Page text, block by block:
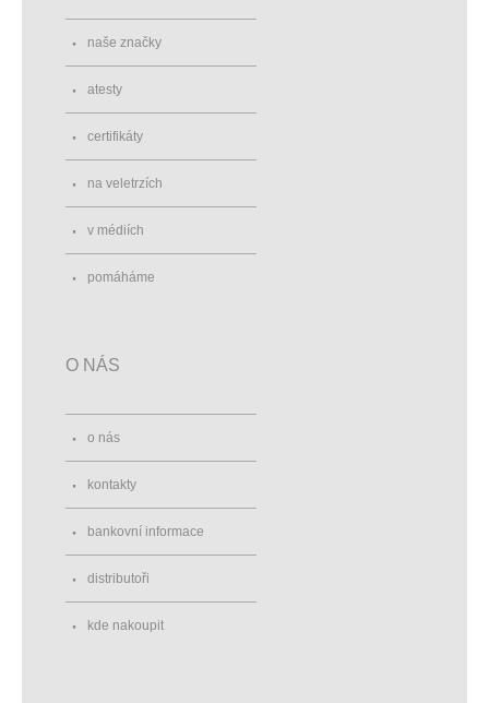
naše značky
atesty
certifikáty
na veletrzích
v médiích
pomáháme
O NÁS
o nás
kontakty
bankovní informace
distributoři
kde nakoupit